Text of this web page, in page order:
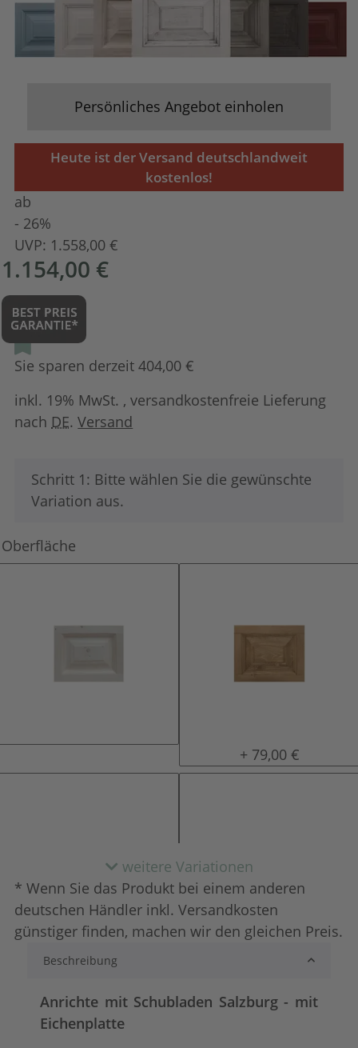
Persönliches Angebot einholen
Heute ist der Versand deutschlandweit
kostenlos!
ab
- 26%
UVP: 1.558,00 €
1.154,00 €
Sie sparen derzeit 404,00 €
inkl. 19% MwSt. , versandkostenfreie Lieferung
nach DE.Versand
x
Schritt 1: Bitte wählen Sie die gewünschte
Variation aus.
Oberfläche
gewachst
+ 79,00 €
lackiert
+ 188,00 € shabby chic /
weitere Variationen
* Wenn Sie das Produkt bei einem anderen
deutschen Händler inkl. Versandkosten
günstiger finden, machen wir den gleichen Preis.
Beschreibung
Anrichte mit Schubladen Salzburg - mit
Eichenplatte